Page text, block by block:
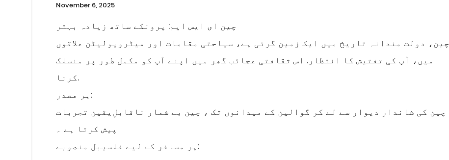
November 6, 2025
چین ای ایس ایم: پرونکے ساتھ زیادہ بہتر
چین، دولت مندانہ تاریخ میں ایک زمین گرتی ہے، سیاحتی مقامات اور میٹروپولیٹن علاقوں
میں، آپ کی تفتیش کا انتظار. اس ثقافتی عجائب گھر میں اپنے آپ کو مکمل طور پر منسلک
کرنا.
ہر مصدر:
چین کی شاندار دیوار سے لے کر گوالین کے میدانوں تک ، چین بے شمار ناقابلِ‌یقین تجربات
پیش کرتا ہے ۔
ہر مسافر کے لیے فلسیبل منصوبے: